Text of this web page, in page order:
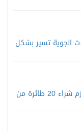
الجوية تسير بشكل
الخطوط الجوية الفلبينية تعتزم شراء 20 طائرة من